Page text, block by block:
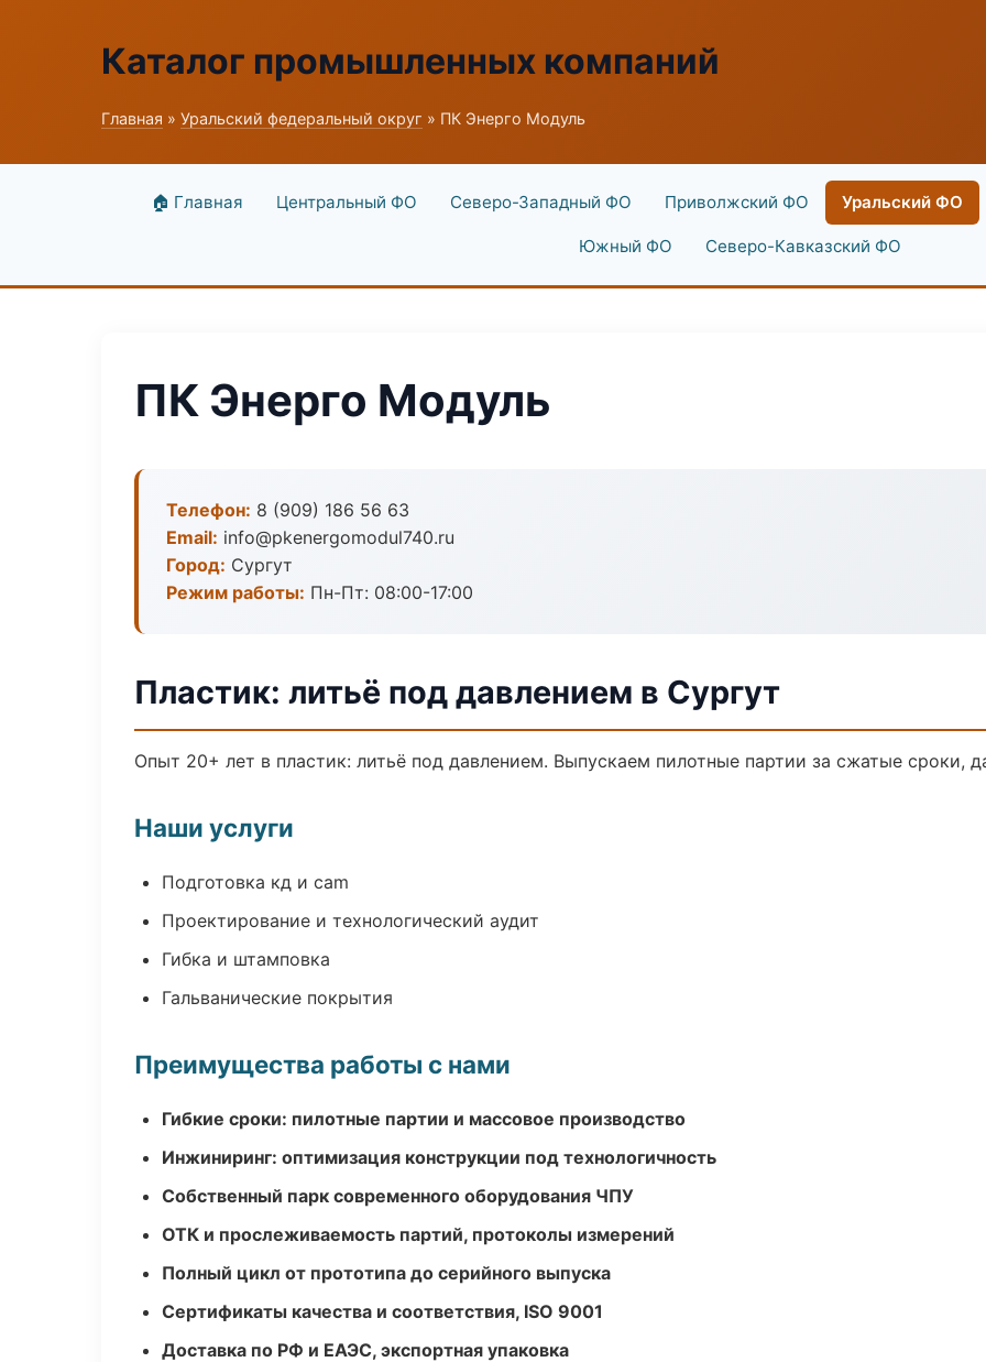
Каталог промышленных компаний
Главная » Уральский федеральный округ » ПК Энерго Модуль
🏠 Главная Центральный ФО Северо-Западный ФО Приволжский ФО Уральский ФО
Южный ФО Северо-Кавказский ФО
ПК Энерго Модуль
Телефон: 8 (909) 186 56 63
Email: info@pkenergomodul740.ru
Город: Сургут
Режим работы: Пн-Пт: 08:00-17:00
Пластик: литьё под давлением в Сургут
Опыт 20+ лет в пластик: литьё под давлением. Выпускаем пилотные партии за сжатые сроки,
Наши услуги
Подготовка кд и cam
Проектирование и технологический аудит
Гибка и штамповка
Гальванические покрытия
Преимущества работы с нами
Гибкие сроки: пилотные партии и массовое производство
Инжиниринг: оптимизация конструкции под технологичность
Собственный парк современного оборудования ЧПУ
ОТК и прослеживаемость партий, протоколы измерений
Полный цикл от прототипа до серийного выпуска
Сертификаты качества и соответствия, ISO 9001
Доставка по РФ и ЕАЭС, экспортная упаковка